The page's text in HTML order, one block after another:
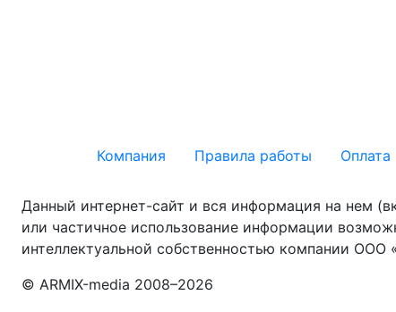
Компания Правила работы Оплата
Данный интернет-сайт и вся информация на нем
или частичное использование информации
интеллектуальной собственностью компании ООО
© АRМIХ-media 2008–2026